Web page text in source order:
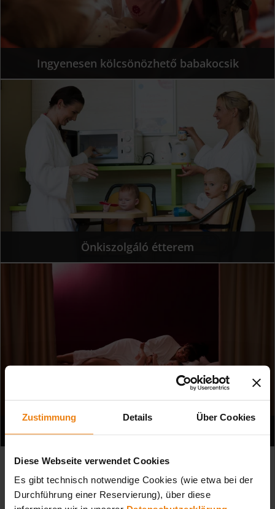
Zustimmung Details Über Cookies
Diese Webseite verwendet Cookies
Es gibt technisch notwendige Cookies (wie etwa bei der
Durchführung einer Reservierung), über diese
Ingyenesen kölcsönözhető babakocsik
Önkiszolgáló étterem
TUDNIVALÓK